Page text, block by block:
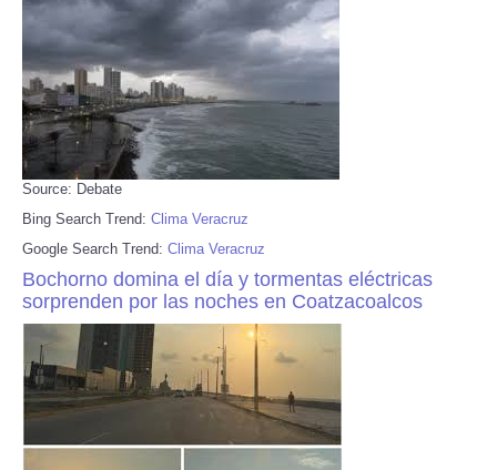
Source: Debate
Bing Search Trend: Clima Veracruz
Google Search Trend: Clima Veracruz
Bochorno domina el día y tormentas eléctricas
sorprenden por las noches en Coatzacoalcos